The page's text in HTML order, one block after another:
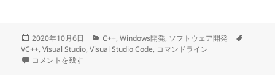
投
稿
日:
2020年10月6日
カ
テ
C++,Windows開発, ソフトウェア開発
VC++,Visual Studio,Visual Studio Code, コマンドライン
C/C++ for Visual Studio CodeでVC++をデバッグする手順 に
コメントを残す